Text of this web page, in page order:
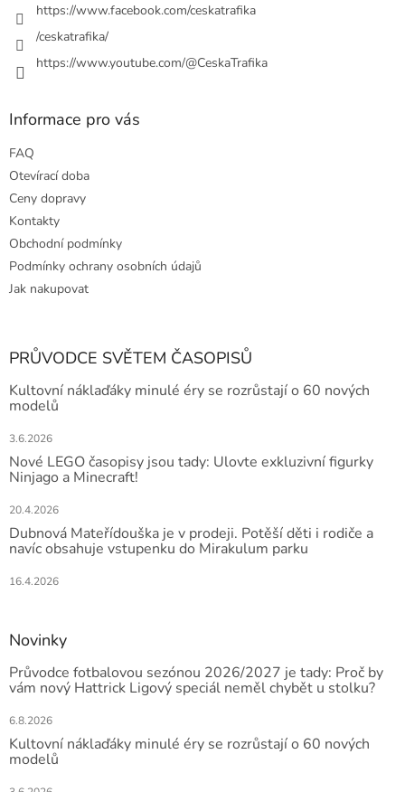
ý
s
https://www.facebook.com/ceskatrafika
/ceskatrafika/
https://www.youtube.com/@CeskaTrafika
Informace pro vás
FAQ
Otevírací doba
Ceny dopravy
Kontakty
Obchodní podmínky
Podmínky ochrany osobních údajů
Jak nakupovat
PRŮVODCE SVĚTEM ČASOPISŮ
Kultovní náklaďáky minulé éry se rozrůstají o 60 nových
modelů
3.6.2026
Nové LEGO časopisy jsou tady: Ulovte exkluzivní figurky
Ninjago a Minecraft!
20.4.2026
Dubnová Mateřídouška je v prodeji. Potěší děti i rodiče a
navíc obsahuje vstupenku do Mirakulum parku
16.4.2026
Novinky
Průvodce fotbalovou sezónou 2026/2027 je tady: Proč by
vám nový Hattrick Ligový speciál neměl chybět u stolku?
6.8.2026
Kultovní náklaďáky minulé éry se rozrůstají o 60 nových
modelů